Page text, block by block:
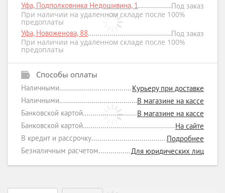
Уфа, Подполковника Недошивина, 1
Под заказ
При наличии на удаленном складе после 100%
предоплаты
Уфа, Новоженова, 88
Под заказ
При наличии на удаленном складе после 100%
предоплаты
Способы оплаты
Наличными
Курьеру при доставке
Наличными
В магазине на кассе
Банковской картой
В магазине на кассе
Банковской картой
На сайте
В кредит и рассрочку
Подробнее
Безналичным расчетом
Для юридических лиц